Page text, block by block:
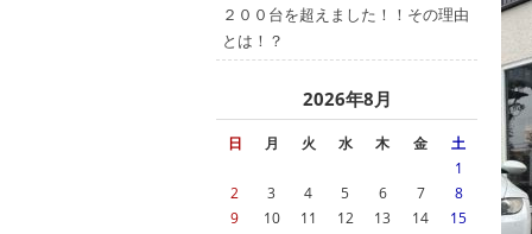
２００台を超えました！！その理由
とは！？
2026年8月
日 月 火 水 木 金 土
1
2
3 4 5 6 7
8
9
10 11 12 13 14
15